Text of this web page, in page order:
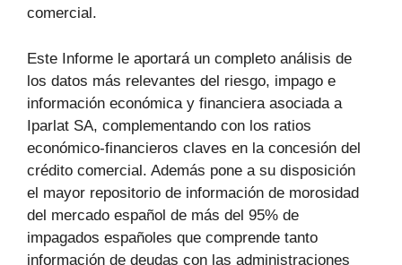
comercial.
Este Informe le aportará un completo análisis de
los datos más relevantes del riesgo, impago e
información económica y financiera asociada a
Iparlat SA, complementando con los ratios
económico-financieros claves en la concesión del
crédito comercial. Además pone a su disposición
el mayor repositorio de información de morosidad
del mercado español de más del 95% de
impagados españoles que comprende tanto
información de deudas con las administraciones